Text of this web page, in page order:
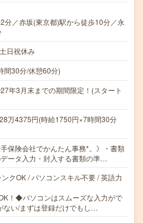
分／赤坂(東京都)駅から徒歩10分／永
日祝休み
間30分/休憩60分)
年3月末までの期間限定！(スタート
万4375円(時給1750円×7時間30分
手保険会社でかんたん事務*。》・書類
ータ入力・封入する書類の準…
クOK / パソコンスキル不要 / 英語力
！◆パソコンはスムーズな入力がで
ない/まずは登録だけでもし…